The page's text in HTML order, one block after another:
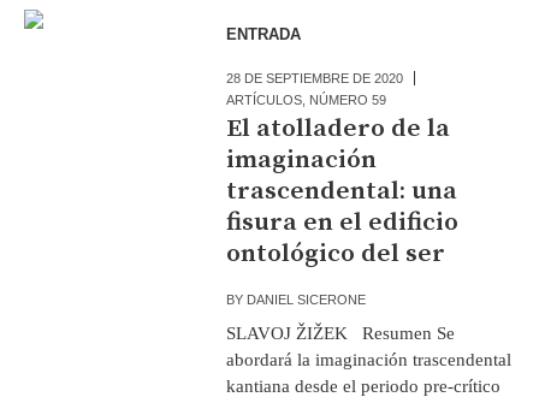
ENTRADA
28 DE SEPTIEMBRE DE 2020
ARTÍCULOS NÚMERO 59
El atolladero de la
imaginación
trascendental: una
fisura en el edificio
ontológico del ser
BY DANIEL SICERONE
SLAVOJ ŽIŽEK Resumen Se
abordará la imaginación trascendental
kantiana desde el periodo pre-crítico